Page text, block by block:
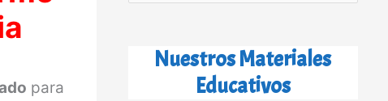
para
Nuestros Materiales
Educativos